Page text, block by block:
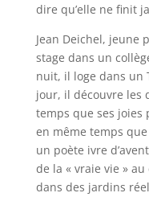
dire qu’elle ne finit
Jean Deichel, jeune
stage dans un
nuit, il loge dans un
jour, il découvre les
temps que ses joies
en même temps
un poète ivre
de la « vraie vie »
dans des jardins